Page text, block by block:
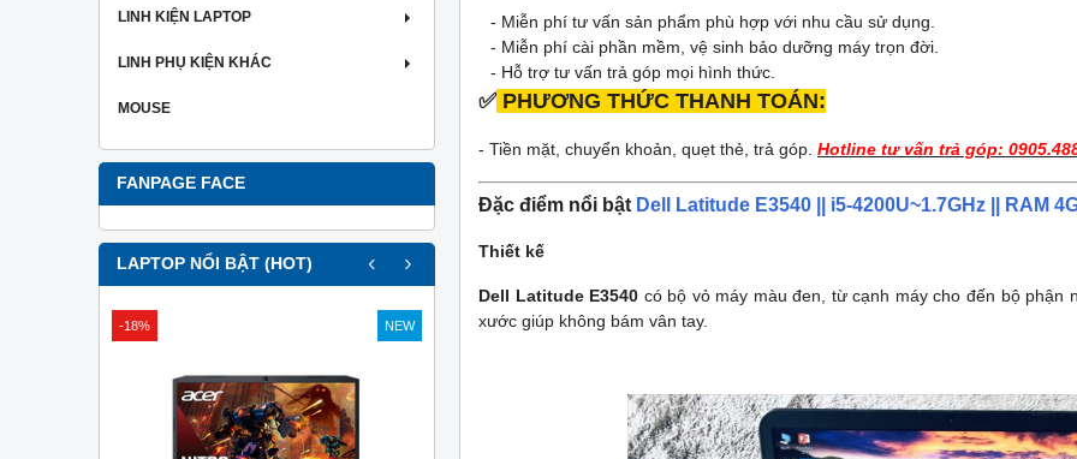
LINH KIỆN LAPTOP
LINH PHỤ KIỆN KHÁC
MOUSE
FANPAGE FACE
LAPTOP NỔI BẬT (HOT)
-18% NEW
‹ ›
- Miễn phí tư vấn sản phẩm phù hợp với nhu cầu sử dụng.
- Miễn phí cài phần mềm, vệ sinh bảo dưỡng máy trọn đời.
- Hỗ trợ tư vấn trả góp mọi hình thức.
✅ PHƯƠNG THỨC THANH TOÁN:
- Tiền mặt, chuyển khoản, quẹt thẻ, trả góp. Hotline tư vấn trả góp:
Đặc điểm nổi bật Dell Latitude E3540 || i5-4200U~1.7GHz || RAM
Thiết kế
Dell Latitude E3540 có bộ vỏ máy màu đen, từ cạnh máy cho đến bộ phận
xước giúp không bám vân tay.